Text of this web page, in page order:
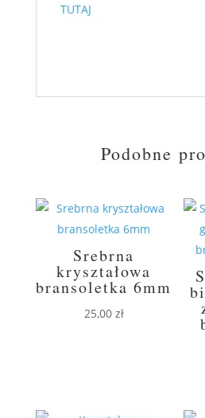
TUTAJ
Podobne
Srebrna
kryształowa
bransoletka 6mm
25,00 zł